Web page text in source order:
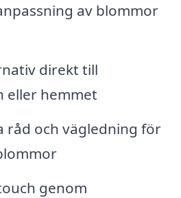
av blommor
direkt till
eller hemmet
råd och vägledning för
genom